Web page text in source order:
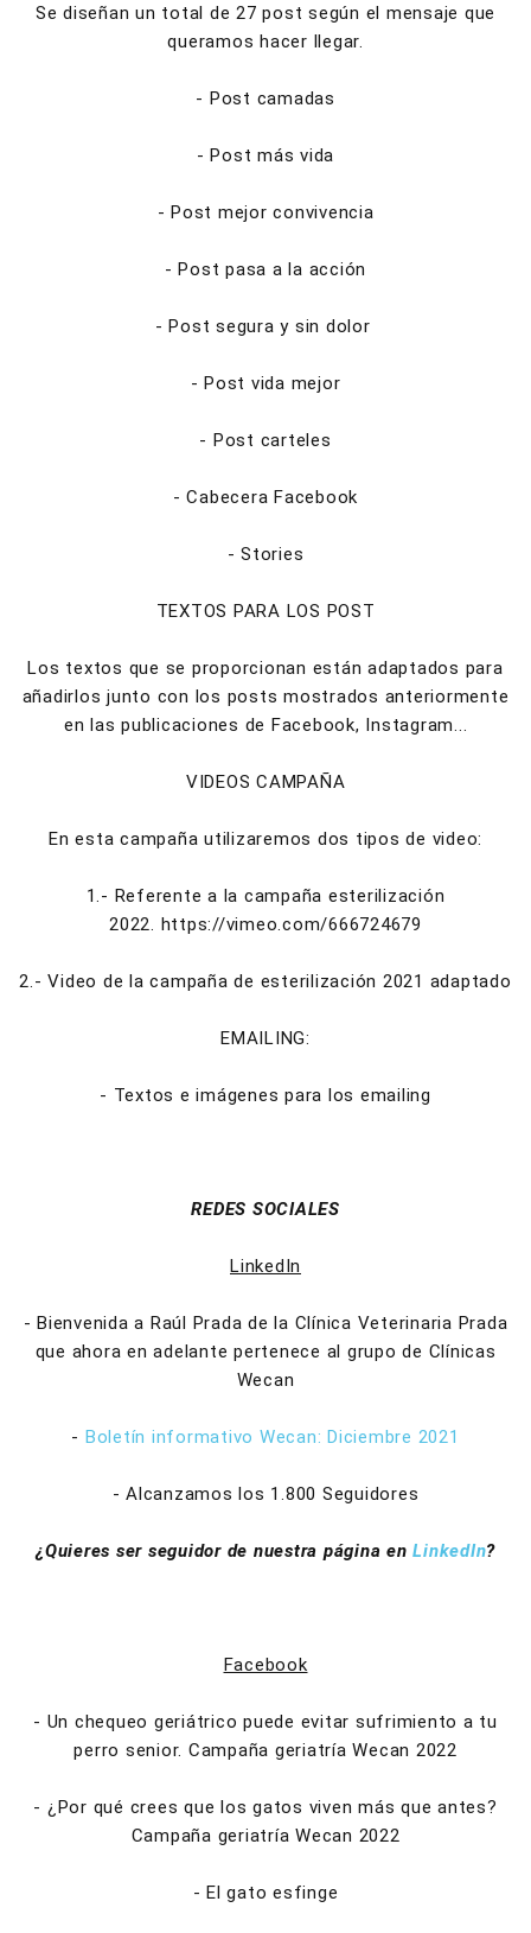
Se diseñan un total de 27 post según el mensaje que
queramos hacer llegar.
- Post camadas
- Post más vida
- Post mejor convivencia
- Post pasa a la acción
- Post segura y sin dolor
- Post vida mejor
- Post carteles
- Cabecera Facebook
- Stories
TEXTOS PARA LOS POST
Los textos que se proporcionan están adaptados para
añadirlos junto con los posts mostrados anteriormente
en las publicaciones de Facebook, Instagram...
VIDEOS CAMPAÑA
En esta campaña utilizaremos dos tipos de video:
1.- Referente a la campaña esterilización
2022. https://vimeo.com/666724679
2.- Video de la campaña de esterilización 2021 adaptado
EMAILING:
- Textos e imágenes para los emailing
REDES SOCIALES
LinkedIn
- Bienvenida a Raúl Prada de la Clínica Veterinaria Prada
que ahora en adelante pertenece al grupo de Clínicas
Wecan
- Boletín informativo Wecan: Diciembre 2021
- Alcanzamos los 1.800 Seguidores
¿Quieres ser seguidor de nuestra página enLinkedIn?
Facebook
- Un chequeo geriátrico puede evitar sufrimiento a tu
perro senior. Campaña geriatría Wecan 2022
- ¿Por qué crees que los gatos viven más que antes?
Campaña geriatría Wecan 2022
- El gato esfinge